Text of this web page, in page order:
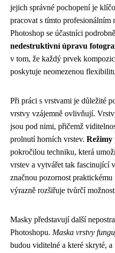
jejich správné pochopení je
pracovat s tímto
Photoshop se účastníci
nedestruktivní úpravu
v tom, že každý prvek
poskytuje neomezenou
Při práci s vrstvami je důležité
vrstvy vzájemně ovlivňují.
jsou pod nimi, přičemž
prolnutí horních vrstev. Režimy
pokročilou techniku, která
vrstev a vytvářet tak fascinující
značnou pozornost
výrazně rozšiřuje tvůrčí
Masky představují další
Photoshopu. Maska vrstvy
budou viditelné a které skryté,